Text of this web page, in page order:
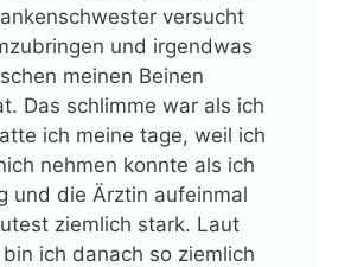
versucht
und irgendwas
meinen Beinen
Das schlimme war als ich
ich meine tage, weil ich
nehmen konnte als ich
und die Ärztin aufeinmal
ziemlich stark. Laut
ich danach so ziemlich